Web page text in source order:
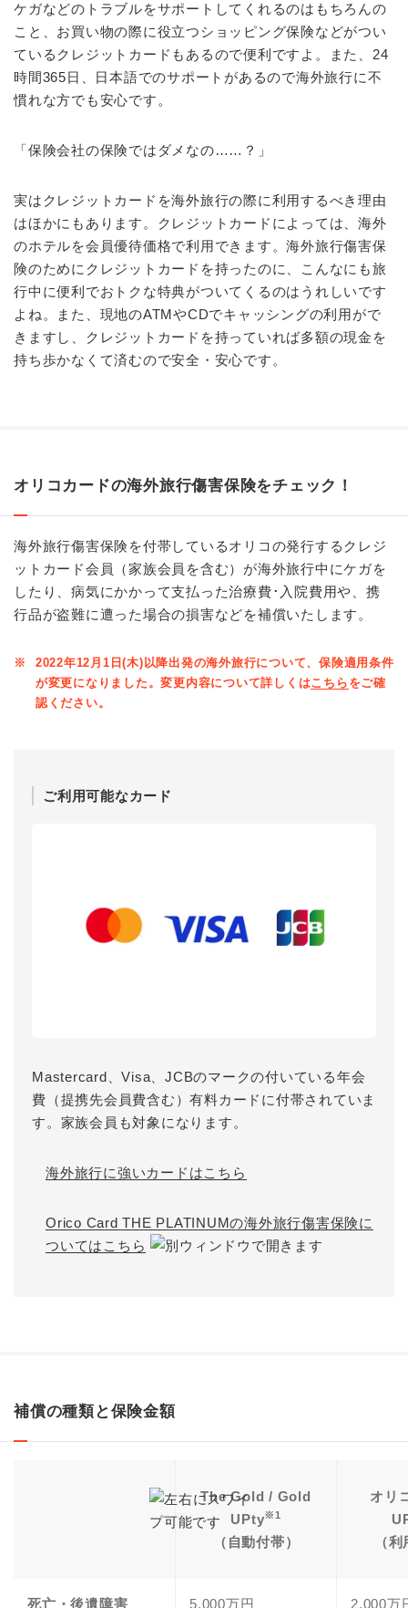
ケガなどのトラブルをサポートしてくれるのはもちろんの
こと、お買い物の際に役立つショッピング保険などがつい
ているクレジットカードもあるので便利ですよ。また、24
時間365日、日本語でのサポートがあるので海外旅行に不
慣れな方でも安心です。
「保険会社の保険ではダメなの……？」
実はクレジットカードを海外旅行の際に利用するべき理由
はほかにもあります。クレジットカードによっては、海外
のホテルを会員優待価格で利用できます。海外旅行傷害保
険のためにクレジットカードを持ったのに、こんなにも旅
行中に便利でおトクな特典がついてくるのはうれしいです
よね。また、現地のATMやCDでキャッシングの利用がで
きますし、クレジットカードを持っていれば多額の現金を
持ち歩かなくて済むので安全・安心です。
オリコカードの海外旅行傷害保険をチェック！
海外旅行傷害保険を付帯しているオリコの発行するクレジ
ットカード会員（家族会員を含む）が海外旅行中にケガを
したり、病気にかかって支払った治療費･入院費用や、携
行品が盗難に遭った場合の損害などを補償いたします。
※
2022年12月1日(木)以降出発の海外旅行について、保険適用条件
が変更になりました。変更内容について詳しくはこちら をご確
認ください。
ご利用可能なカード
Mastercard、Visa、JCBのマークの付いている年会
費（提携先会員費含む）有料カードに付帯されていま
す。家族会員も対象になります。
海外旅行に強いカードはこちら
Orico Card THE PLATINUMの海外旅行傷害保険に
ついてはこちら
補償の種類と保険金額
The Gold / Gold
UPty※1
（自動付帯）
オリ
（
死亡・後遺障害 5,000万円 2,000万